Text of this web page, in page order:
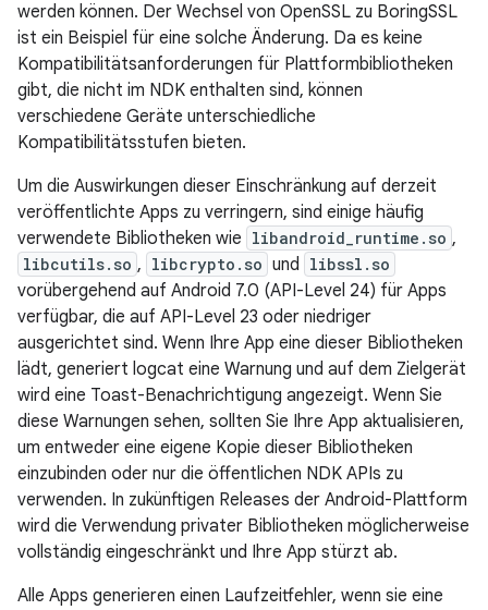
werden können. Der Wechsel von OpenSSL zu BoringSSL
ist ein Beispiel für eine solche Änderung. Da es keine
Kompatibilitätsanforderungen für Plattformbibliotheken
gibt, die nicht im NDK enthalten sind, können
verschiedene Geräte unterschiedliche
Kompatibilitätsstufen bieten.
Um die Auswirkungen dieser Einschränkung auf derzeit
veröffentlichte Apps zu verringern, sind einige häufig
verwendete Bibliotheken wie libandroid_runtime.so ,
libcutils.so , libcrypto.so und libssl.so
vorübergehend auf Android 7.0 (API-Level 24) für Apps
verfügbar, die auf API-Level 23 oder niedriger
ausgerichtet sind. Wenn Ihre App eine dieser Bibliotheken
lädt, generiert logcat eine Warnung und auf dem Zielgerät
wird eine Toast-Benachrichtigung angezeigt. Wenn Sie
diese Warnungen sehen, sollten Sie Ihre App aktualisieren,
um entweder eine eigene Kopie dieser Bibliotheken
einzubinden oder nur die öffentlichen NDK APIs zu
verwenden. In zukünftigen Releases der Android-Plattform
wird die Verwendung privater Bibliotheken möglicherweise
vollständig eingeschränkt und Ihre App stürzt ab.
Alle Apps generieren einen Laufzeitfehler, wenn sie eine